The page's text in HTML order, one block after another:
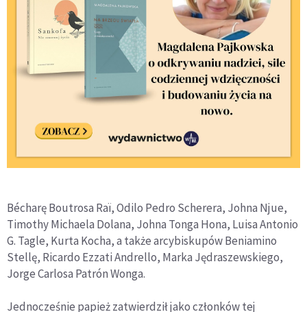
Bécharę Boutrosa Raï, Odilo Pedro Scherera, Johna Njue,
Timothy Michaela Dolana, Johna Tonga Hona, Luisa Antonio
G. Tagle, Kurta Kocha, a także arcybiskupów Beniamino
Stellę, Ricardo Ezzati Andrello, Marka Jędraszewskiego,
Jorge Carlosa Patrón Wonga.
Jednocześnie papież zatwierdził jako członków tej